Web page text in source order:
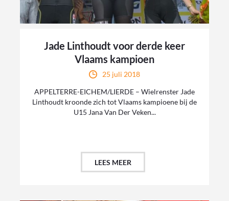
Jade Linthoudt voor derde keer
Vlaams kampioen
25 juli 2018
APPELTERRE-EICHEM/LIERDE – Wielrenster Jade
Linthoudt kroonde zich tot Vlaams kampioene bij de
U15 Jana Van Der Veken...
LEES MEER